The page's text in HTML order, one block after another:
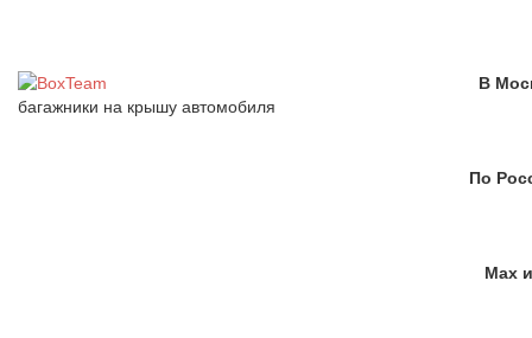
багажники на крышу автомобиля
В
По
Max